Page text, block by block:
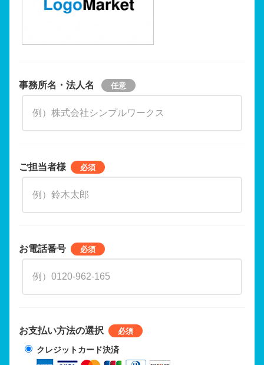
事務所名・法人名
ご担当者様
お電話番号
お支払い方法の選択
クレジットカード決済